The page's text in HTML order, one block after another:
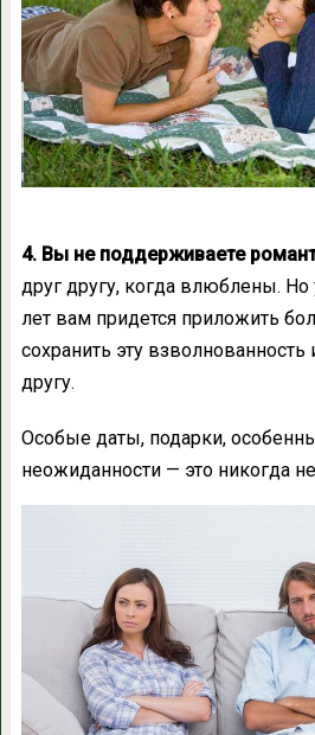
4. Вы не поддерживаете
друг другу, когда влюблены.
лет вам придется приложить
сохранить эту взволнованность
другу.
Особые даты, подарки,
неожиданности — это никогда не